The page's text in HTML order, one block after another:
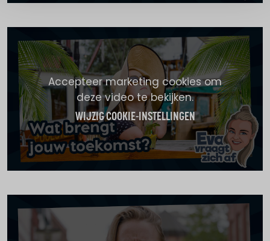
Accepteer marketing cookies om
deze video te bekijken.
WIJZIG COOKIE-INSTELLINGEN